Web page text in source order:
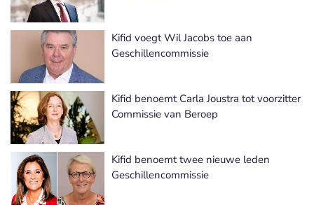
Kifid voegt Wil Jacobs toe aan
Geschillencommissie
Kifid benoemt Carla Joustra tot voorzitter
Commissie van Beroep
Kifid benoemt twee nieuwe leden
Geschillencommissie